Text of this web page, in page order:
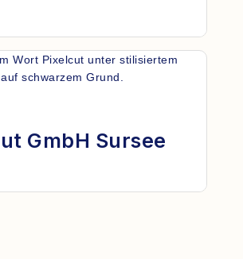
GmbH Sursee